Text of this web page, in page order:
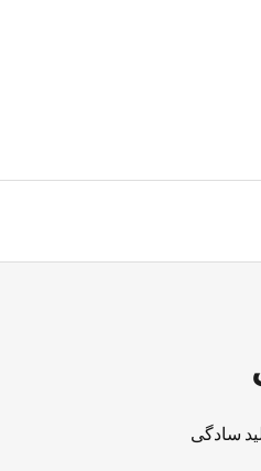
سادگی